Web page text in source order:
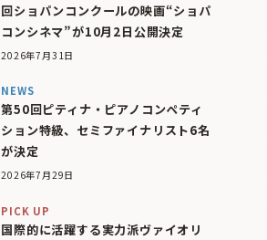
回ショパンコンクールの映画“ショパ
コンシネマ”が10月2日公開決定
2026年7月31日
NEWS
第50回ピティナ・ピアノコンペティ
ション特級、セミファイナリスト6名
が決定
2026年7月29日
PICK UP
国際的に活躍する実力派ヴァイオリ